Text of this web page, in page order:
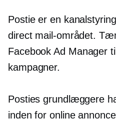
Postie er en
direct mail-området.
Facebook Ad Manager
kampagner.
Posties grundlæggere
inden for online